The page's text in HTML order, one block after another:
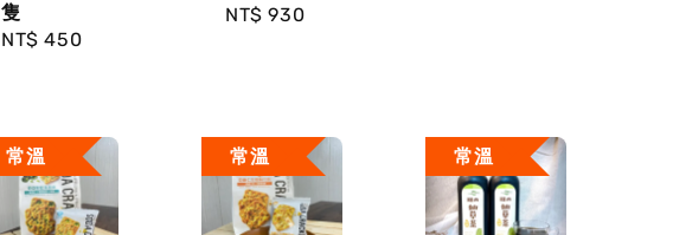
隻
Regular
NT$ 450
Regular
NT$ 930
常溫 常溫 常溫